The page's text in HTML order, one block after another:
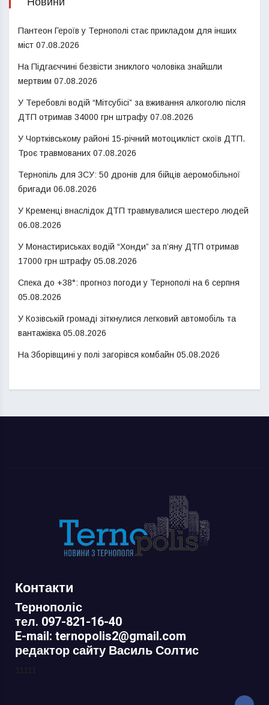
Пантеон Героїв у Тернополі стає прикладом для інших
міст 07.08.2026
На Підгаєччині безвісти зниклого чоловіка знайшли
мертвим 07.08.2026
У Теребовлі водій “Мітсубісі” за вживання алкоголю після
ДТП отримав 34000 грн штрафу 07.08.2026
У Чортківському районі 15-річний мотоцикліст скоїв ДТП.
Троє травмованих 07.08.2026
Тернопіль для ЗСУ: 50 дронів для бійців аеромобільної
бригади 06.08.2026
У Кременці внаслідок ДТП травмувалися шестеро людей
06.08.2026
У Монастириськах водій “Хонди” за п’яну ДТП отримав
17000 грн штрафу 05.08.2026
Спека до +38°: прогноз погоди у Тернополі на 6 серпня
05.08.2026
У Козівській громаді зіткнулися легковий автомобіль та
вантажівка 05.08.2026
На Зборівщині у полі загорівся комбайн 05.08.2026
Контакти
Тернополіс
тел. 097-821-16-40
E-mail: ternopolis2@gmail.com
редактор сайту Василь Солтис